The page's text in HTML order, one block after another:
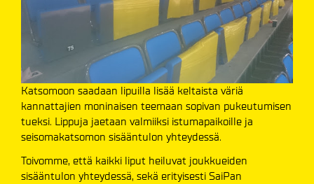
Katsomoon saadaan lipuilla lisää keltaista väriä
kannattajien moninaisen teemaan sopivan pukeutumisen
tueksi. Lippuja jaetaan valmiiksi istumapaikoille ja
seisomakatsomon sisääntulon yhteydessä.
Toivomme, että kaikki liput heiluvat joukkueiden
sisääntulon yhteydessä, sekä erityisesti SaiPan